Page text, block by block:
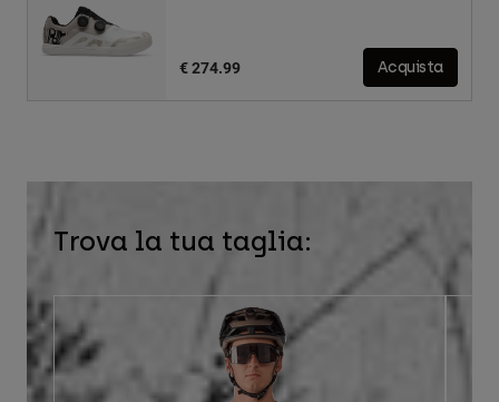
€ 274.99 Acquista
Trova la tua taglia: